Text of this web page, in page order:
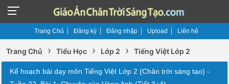
Trang Chủ Đăng ký Đăng nhập Upload Liên hệ
Trang Chủ › Tiểu Học › Lớp 2 › Tiếng Việt Lớp 2
Kế hoạch bài dạy môn Tiếng Việt Lớp 2 (Chân trời sáng tạo) -